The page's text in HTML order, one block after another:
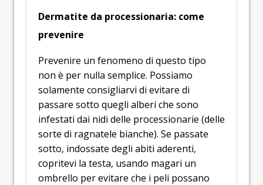
Dermatite da processionaria: come
prevenire
Prevenire un fenomeno di questo tipo
non è per nulla semplice. Possiamo
solamente consigliarvi di evitare di
passare sotto quegli alberi che sono
infestati dai nidi delle processionarie (delle
sorte di ragnatele bianche). Se passate
sotto, indossate degli abiti aderenti,
copritevi la testa, usando magari un
ombrello per evitare che i peli possano